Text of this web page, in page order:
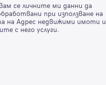
се личните ми данни да
при използване на
на Адрес недвижими имоти и
с него услуги.
с имейл